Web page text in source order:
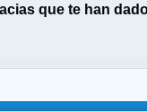
que te han